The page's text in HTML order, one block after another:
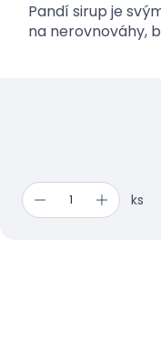
Pandí sirup je
na nerovnováhy,
ks